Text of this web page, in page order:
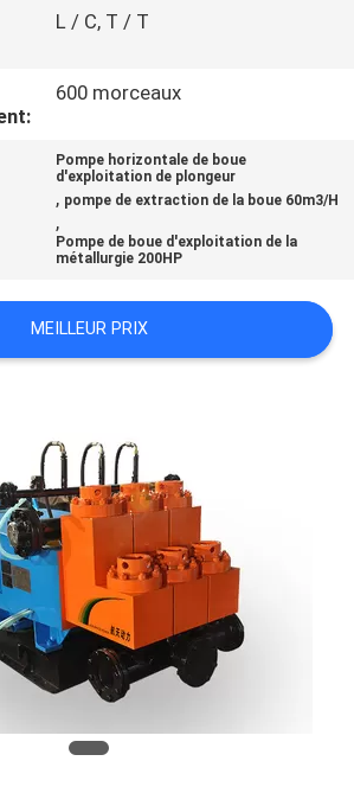
L / C, T / T
600 morceaux
Pompe horizontale de boue
d'exploitation de plongeur
, pompe de extraction de la boue 60m3/H
,
Pompe de boue d'exploitation de la
métallurgie 200HP
MEILLEUR PRIX